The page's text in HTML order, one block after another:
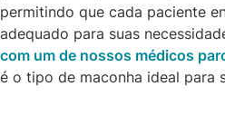
permitindo que cada paciente
adequado para suas
com um de nossos médicos
é o tipo de maconha ideal para